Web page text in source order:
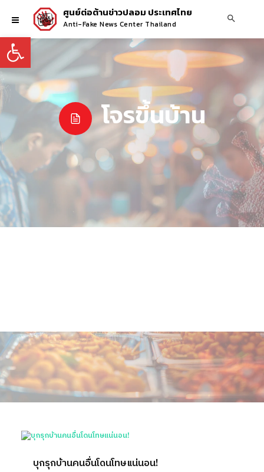
Open toolbar
ศูนย์ต่อต้านข่าวปลอม ประเทศไทย
Anti-Fake News Center Thailand
โจรขึ้นบ้าน
บุกรุกบ้านคนอื่นโดนโทษแน่นอน!